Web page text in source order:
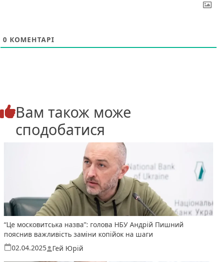
0 КОМЕНТАРІ
Вам також може
сподобатися
“Це московитська назва”: голова НБУ Андрій Пишний
пояснив важливість заміни копійок на шаги
02.04.2025
ОпублікованоГей Юрій